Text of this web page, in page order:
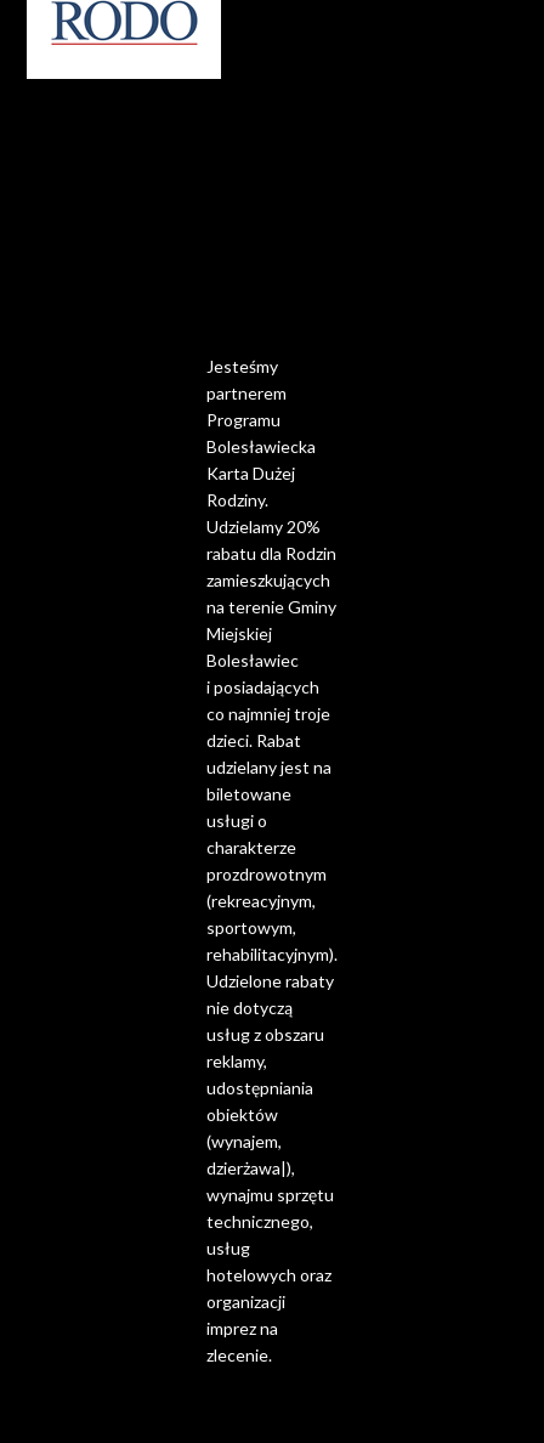
Jesteśmy
partnerem
Programu
Bolesławiecka
Karta Dużej
Rodziny.
Udzielamy 20%
rabatu dla Rodzin
zamieszkujących
na terenie Gminy
Miejskiej
Bolesławiec
i posiadających
co najmniej troje
dzieci. Rabat
udzielany jest na
biletowane
usługi o
charakterze
prozdrowotnym
(rekreacyjnym,
sportowym,
rehabilitacyjnym).
Udzielone rabaty
nie dotyczą
usług z obszaru
reklamy,
udostępniania
obiektów
(wynajem,
dzierżawa|),
wynajmu sprzętu
technicznego,
usług
hotelowych oraz
organizacji
imprez na
zlecenie.